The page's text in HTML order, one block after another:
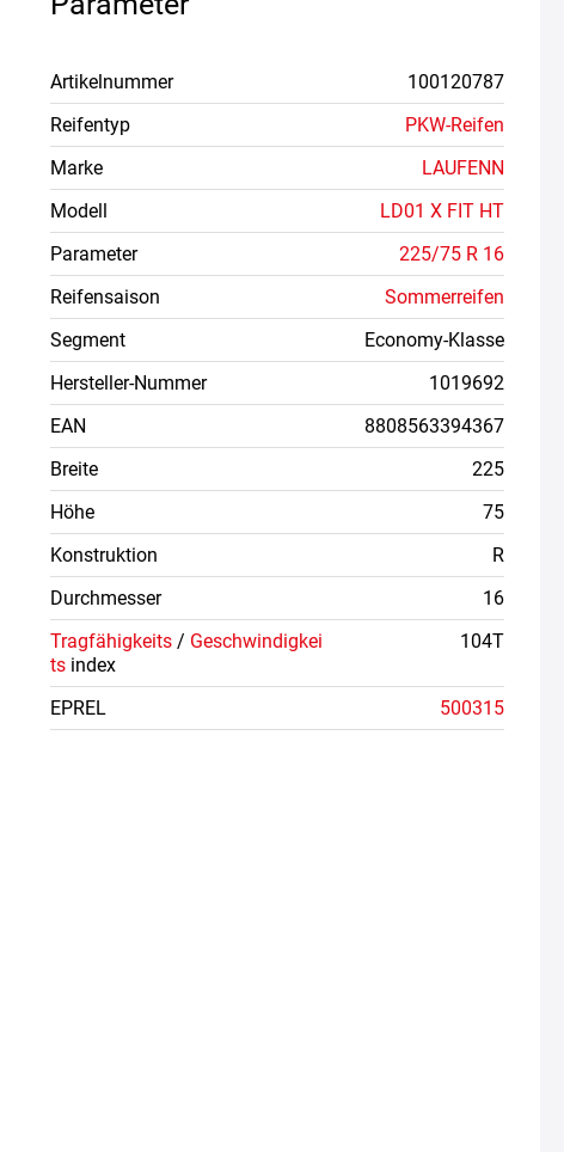
Artikelnummer
100120787
Reifentyp
PKW-Reifen
Marke
LAUFENN
Modell
LD01 X FIT HT
Parameter
225/75 R 16
Reifensaison
Sommerreifen
Segment
Economy-Klasse
Hersteller-Nummer
1019692
EAN
8808563394367
Breite
225
Höhe
75
Konstruktion
R
Durchmesser
16
Tragfähigkeits / Geschwindigkei
ts index
104T
EPREL 500315